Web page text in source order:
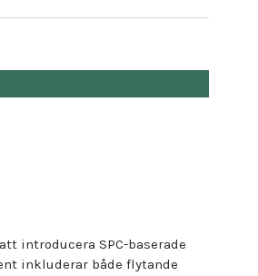
introducera SPC-baserade
inkluderar både flytande